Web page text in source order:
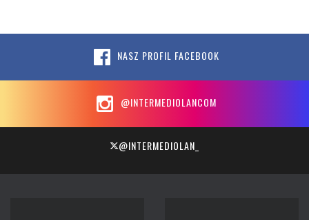
NASZ PROFIL FACEBOOK
@INTERMEDIOLANCOM
@INTERMEDIOLAN_